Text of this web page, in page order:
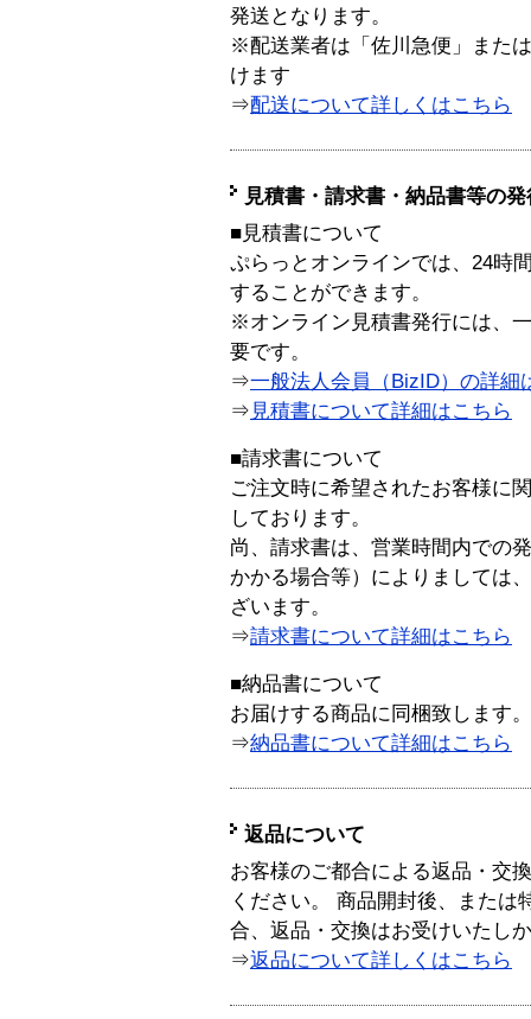
発送となります。
※配送業者は「佐川急便」また
けます
⇒配送について詳しくはこちら
見積書・請求書・納品書等の
■見積書について
ぷらっとオンラインでは、24時
することができます。
※オンライン見積書発行には、
要です。
⇒一般法人会員（BizID）の詳細
⇒ 見積書について詳細はこちら
■請求書について
ご注文時に希望されたお客様に
しております。
尚、請求書は、営業時間内での
かかる場合等）によりましては
ざいます。
⇒請求書について詳細はこちら
■納品書について
お届けする商品に同梱致します。
⇒納品書について詳細はこちら
返品について
お客様のご都合による返品・交
ください。 商品開封後、または
合、返品・交換はお受けいたし
⇒返品について詳しくはこちら